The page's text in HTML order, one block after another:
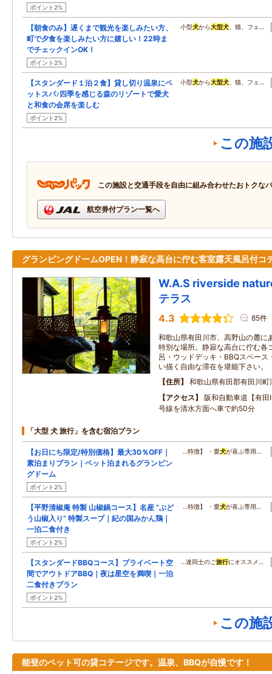
ポイント2%
【朝食のみ】遅くまで観光を楽しみたい方、
町で夕食を楽しみたい方に嬉しい！22時ま
でチェックインOK！
ポイント2%
小型犬から大型犬 、猫、フェ…
【スタンダード１泊２食】貸し切り温泉にペ
ットスパ♪四季を感じる森のリゾートで愛犬
と和食の会席を楽しむ
ポイント2%
小型犬から大型犬 、猫、フェ…
この施
この施設と交通手段を自由に組み合わせたおトクな
航空券付プラン一覧へ
グランピングドームOPEN！静寂な高台に佇む客室露天風呂付コ
W.A.S riverside
テラス
4.3 85件
和歌山県有田川市、高野山の麓に
特別な場所。静寂な高台に佇む各
呂・ウッドデッキ・BBQスペー
い描く自由な滞在を堪能下さい。
住所
和歌山県有田郡有田川町
アクセス
阪和自動車道【有
号線を清水方面へ車で約50分
「大型 犬 旅行」を含む宿泊プラン
【お日にち限定/特別価格】最大30％OFF｜
素泊まりプラン｜ペット泊まれるグランピン
グドーム
ポイント2%
…特徴】 ・愛犬が喜ぶ専用…
【平野清椒庵 特製 山椒鍋コース】名産 ”ぶど
う山椒入り” 特製スープ｜紀の国みかん鶏｜
一泊二食付き
ポイント2%
…特徴】 ・愛犬が喜ぶ専用…
【スタンダードBBQコース】プライベート空
間でアウトドアBBQ｜夜は星空を満喫｜一泊
二食付きプラン
ポイント2%
…達同士のご旅行にオススメ…
この施
能登のペット可の貸コテージです。温泉、BBQが自慢です！